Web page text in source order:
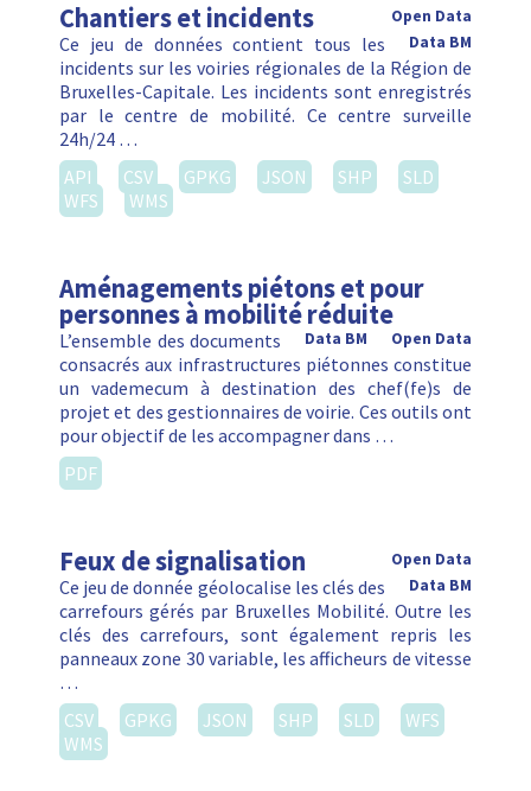
Chantiers et incidents
Open Data
Data BM
Ce jeu de données contient tous les
incidents sur les voiries régionales de la Région de
Bruxelles-Capitale. Les incidents sont enregistrés
par le centre de mobilité. Ce centre surveille
24h/24 …
API
CSV GPKG JSON SHP
SLD
WFS
WMS
Aménagements piétons et pour
personnes à mobilité réduite
Open Data
Data BM
L’ensemble des documents
consacrés aux infrastructures piétonnes constitue
un vademecum à destination des chef(fe)s de
projet et des gestionnaires de voirie. Ces outils ont
pour objectif de les accompagner dans …
PDF
Feux de signalisation
Open Data
Data BM
Ce jeu de donnée géolocalise les clés des
carrefours gérés par Bruxelles Mobilité. Outre les
clés des carrefours, sont également repris les
panneaux zone 30 variable, les afficheurs de vitesse
…
CSV
GPKG JSON SHP SLD
WFS
WMS